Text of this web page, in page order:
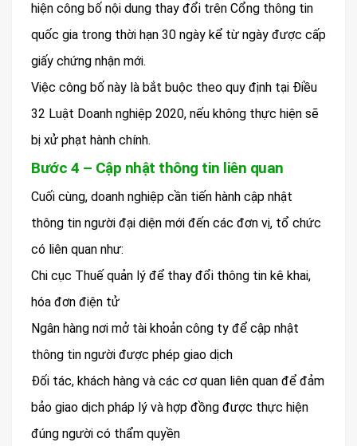
hiện công bố nội dung thay đổi trên Cổng thông tin
quốc gia trong thời hạn 30 ngày kể từ ngày được cấp
giấy chứng nhận mới.
Việc công bố này là bắt buộc theo quy định tại Điều
32 Luật Doanh nghiệp 2020, nếu không thực hiện sẽ
bị xử phạt hành chính.
Bước 4 – Cập nhật thông tin liên quan
Cuối cùng, doanh nghiệp cần tiến hành cập nhật
thông tin người đại diện mới đến các đơn vị, tổ chức
có liên quan như:
Chi cục Thuế quản lý để thay đổi thông tin kê khai,
hóa đơn điện tử
Ngân hàng nơi mở tài khoản công ty để cập nhật
thông tin người được phép giao dịch
Đối tác, khách hàng và các cơ quan liên quan để đảm
bảo giao dịch pháp lý và hợp đồng được thực hiện
đúng người có thẩm quyền